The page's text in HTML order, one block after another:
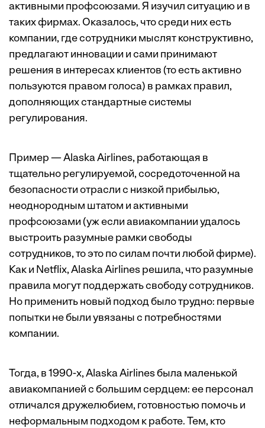
активными профсоюзами. Я изучил ситуацию и в
таких фирмах. Оказалось, что среди них есть
компании, где сотрудники мыслят конструктивно,
предлагают инновации и сами принимают
решения в интересах клиентов (то есть активно
пользуются ­правом голоса) в рамках правил,
дополняющих стандартные системы
регулирования.
Пример — Alaska Airlines, работающая в
тщательно регулируемой, сосредоточенной на
безопасности отрасли с низкой прибылью,
неоднородным штатом и активными
профсоюзами (уж если авиакомпании удалось
выстроить разумные рамки свободы
сотрудников, то это по силам почти любой фирме).
Как и Netflix, Alaska Airlines решила, что разумные
правила могут поддержать свободу сотрудников.
Но применить новый подход было трудно: первые
попытки не были увязаны с потребностями
компании.
Тогда, в 1990-х, Alaska Airlines была маленькой
авиакомпанией с большим сердцем: ее персонал
отличался дружелюбием, готовностью помочь и
неформальным подходом к работе. Тем, кто